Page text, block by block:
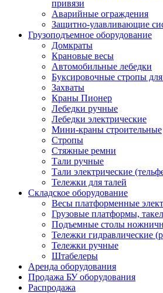
привязи
Аварийные ограждения
Защитно-улавливающие
Грузоподъемное оборудование
Домкраты
Крановые весы
Автомобильные лебедки
Буксировочные стропы
Захваты
Краны Пионер
Лебедки ручные
Лебедки электрические
Мини-краны строительные
Стропы
Стяжные ремни
Тали ручные
Тали электрические
Тележки для талей
Складское оборудование
Весы платформенные
Грузовые платформы,
Подъемные столы
Тележки гидравлические
Тележки ручные
Штабелеры
Аренда оборудования
Продажа БУ оборудования
Распродажа